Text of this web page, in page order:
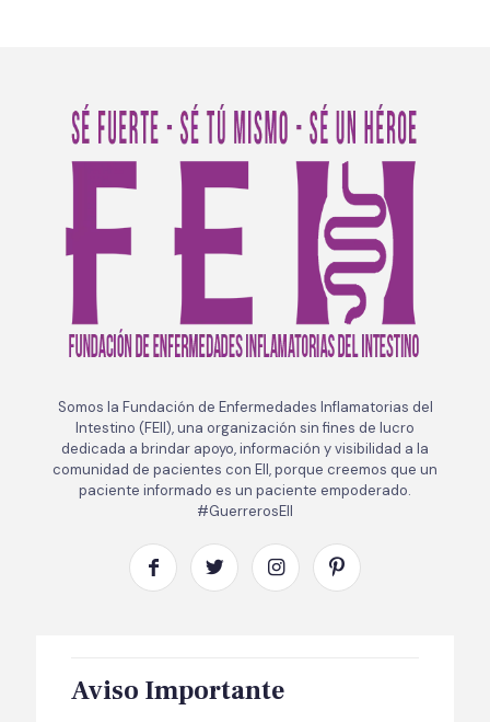
Somos la Fundación de Enfermedades Inflamatorias del
Intestino (FEII), una organización sin fines de lucro
dedicada a brindar apoyo, información y visibilidad a la
comunidad de pacientes con EII, porque creemos que un
paciente informado es un paciente empoderado.
#GuerrerosEII
Aviso Importante